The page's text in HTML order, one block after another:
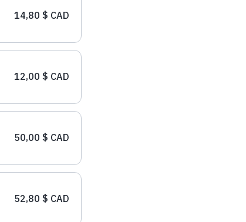
14,80 $ CAD
12,00 $ CAD
50,00 $ CAD
52,80 $ CAD